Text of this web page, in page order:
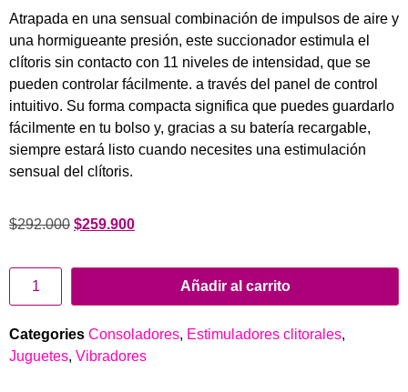
Atrapada en una sensual combinación de impulsos de aire y
una hormigueante presión, este succionador estimula el
clítoris sin contacto con 11 niveles de intensidad, que se
pueden controlar fácilmente. a través del panel de control
intuitivo. Su forma compacta significa que puedes guardarlo
fácilmente en tu bolso y, gracias a su batería recargable,
siempre estará listo cuando necesites una estimulación
sensual del clítoris.
$292.000 $259.900
Añadir al carrito
Categories Consoladores, Estimuladores clitorales,
Juguetes, Vibradores